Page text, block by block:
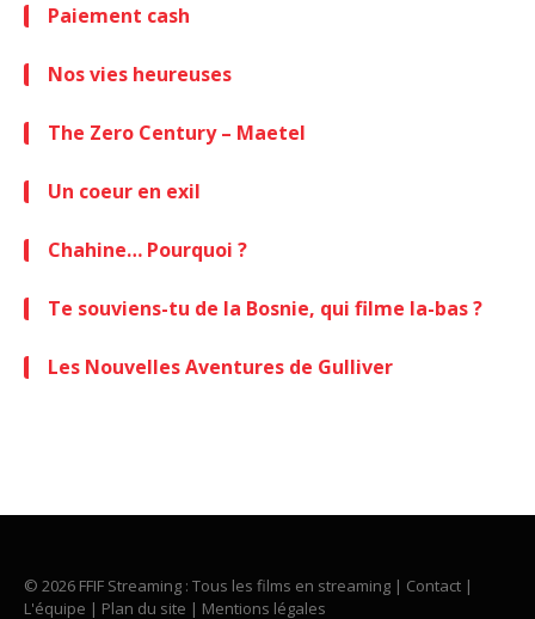
Paiement cash
Nos vies heureuses
The Zero Century – Maetel
Un coeur en exil
Chahine… Pourquoi ?
Te souviens-tu de la Bosnie, qui filme la-bas ?
Les Nouvelles Aventures de Gulliver
© 2026 FFIF Streaming : Tous les films en streaming | Contact |
L'équipe | Plan du site | Mentions légales